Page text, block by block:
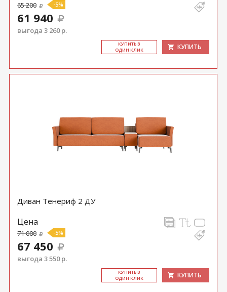
65 200 -5%
61 940
выгода 3 260 р.
КУ­ПИТЬ В
ОДИН КЛИК
КУПИТЬ
Диван Тенериф 2 ДУ
Цена
71 000 -5%
67 450
выгода 3 550 р.
КУ­ПИТЬ В
ОДИН КЛИК
КУПИТЬ